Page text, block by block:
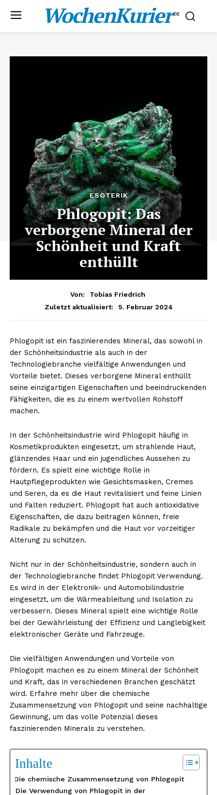
WochenKurier.DE
ESOTERIK
Phlogopit: Das
verborgene Mineral der
Schönheit und Kraft
enthüllt
Von:
Tobias Friedrich
Zuletzt aktualisiert:
5. Februar 2024
Phlogopit ist ein faszinierendes Mineral, das sowohl in
der Schönheitsindustrie als auch in der
Technologiebranche vielfältige Anwendungen und
Vorteile bietet. Dieses verborgene Mineral enthüllt
seine einzigartigen Eigenschaften und beeindruckenden
Fähigkeiten, die es zu einem wertvollen Rohstoff
machen.
In der Schönheitsindustrie wird Phlogopit häufig in
Kosmetikprodukten eingesetzt, um strahlende Haut,
glänzendes Haar und ein jugendliches Aussehen zu
fördern. Es spielt eine wichtige Rolle in
Hautpflegeprodukten wie Gesichtsmasken, Cremes
und Seren, da es die Haut revitalisiert und feine Linien
und Falten reduziert. Phlogopit hat auch antioxidative
Eigenschaften, die dazu beitragen können, freie
Radikale zu bekämpfen und die Haut vor vorzeitiger
Alterung zu schützen.
Nicht nur in der Schönheitsindustrie, sondern auch in
der Technologiebranche findet Phlogopit Verwendung.
Es wird in der Elektronik- und Automobilindustrie
eingesetzt, um die Wärmeableitung und Isolation zu
verbessern. Dieses Mineral spielt eine wichtige Rolle
bei der Gewährleistung der Effizienz und Langlebigkeit
elektronischer Geräte und Fahrzeuge.
Die vielfältigen Anwendungen und Vorteile von
Phlogopit machen es zu einem Mineral der Schönheit
und Kraft, das in verschiedenen Branchen geschätzt
wird. Erfahre mehr über die chemische
Zusammensetzung von Phlogopit und seine nachhaltige
Gewinnung, um das volle Potenzial dieses
faszinierenden Minerals zu verstehen.
Inhalte
Die chemische Zusammensetzung von Phlogopit
Die Verwendung von Phlogopit in der